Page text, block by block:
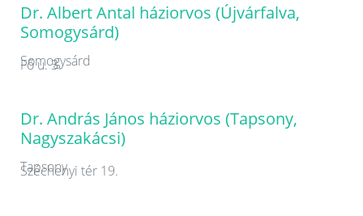
Dr. Albert Antal háziorvos (Újvárfalva,
Somogysárd)
Somogysárd
Fő u. 3.
Dr. András János háziorvos (Tapsony,
Nagyszakácsi)
Tapsony
Széchenyi tér 19.